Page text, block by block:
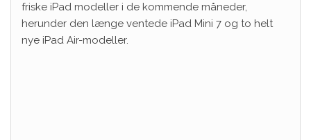
friske iPad modeller i de kommende måneder,
herunder den længe ventede iPad Mini 7 og to helt
nye iPad Air-modeller.